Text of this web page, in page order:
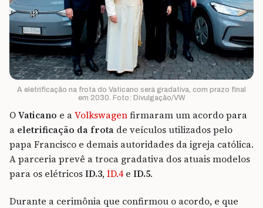
A eletrificação na frota do Vaticano será gradativa, com prazo final
em 2030. Foto: Divulgação/VW
OVaticano e aVolkswagenfirmaram um acordo para
a eletrificação da frota de veículos utilizados pelo
papa Francisco e demais autoridades da igreja católica.
A parceria prevê a troca gradativa dos atuais modelos
para os elétricosID.3,ID.4e ID.5.
Durante a cerimônia que confirmou o acordo, e que